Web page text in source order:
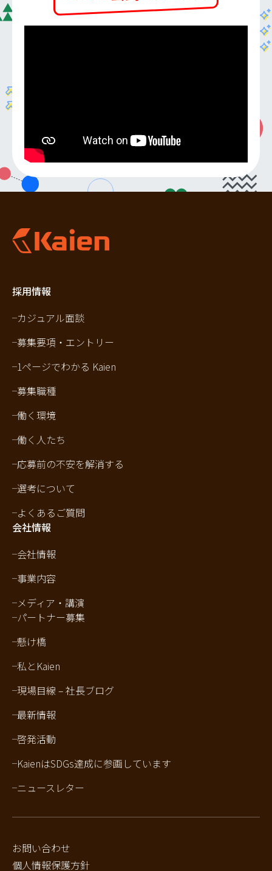
採用情報
カジュアル面談
募集要項・エントリー
1ページでわかる Kaien
募集職種
働く環境
働く人たち
応募前の不安を解消する
選考について
よくあるご質問
会社情報
会社情報
事業内容
メディア・講演
パートナー募集
懸け橋
私とKaien
現場目線 – 社長ブログ
最新情報
啓発活動
KaienはSDGs達成に参画しています
ニュースレター
お問い合わせ
個人情報保護方針